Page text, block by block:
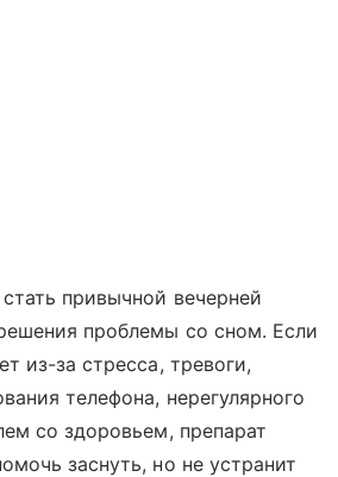
привычной вечерней
проблемы со сном. Если
из-за стресса, тревоги,
телефона, нерегулярного
со здоровьем, препарат
заснуть, но не устранит